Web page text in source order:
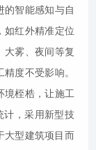
的智能感知与自
如红外精准定位
大雾、夜间等复
度不受影响。
境桎梏，让施工
计，采用新型技
大型建筑项目而